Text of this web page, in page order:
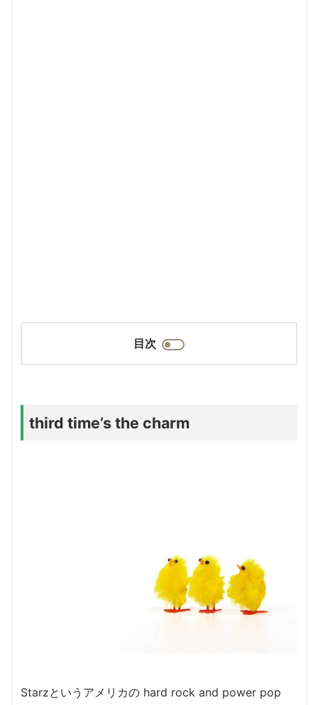
目次
third time’s the charm
Starzというアメリカの hard rock and power pop